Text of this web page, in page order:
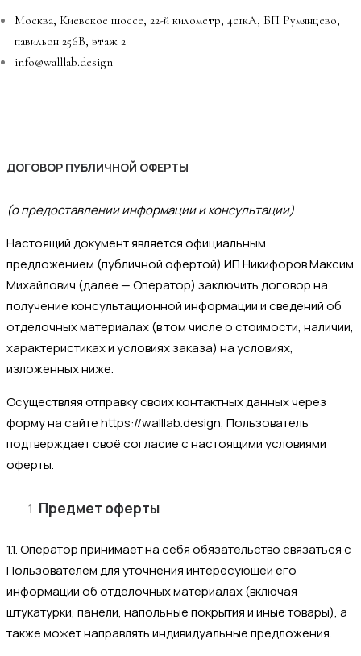
Москва, Киевское шоссе, 22-й километр, 4с1кА, БП Румянцево,
павильон 256В, этаж 2
info@walllab.design
ДОГОВОР ПУБЛИЧНОЙ ОФЕРТЫ
(о предоставлении информации и консультации)
Настоящий документ является официальным
предложением (публичной офертой) ИП Никифоров Максим
Михайлович (далее — Оператор) заключить договор на
получение консультационной информации и сведений об
отделочных материалах (в том числе о стоимости, наличии,
характеристиках и условиях заказа) на условиях,
изложенных ниже.
Осуществляя отправку своих контактных данных через
форму на сайте https://walllab.design, Пользователь
подтверждает своё согласие с настоящими условиями
оферты.
Предмет оферты
1.1. Оператор принимает на себя обязательство связаться с
Пользователем для уточнения интересующей его
информации об отделочных материалах (включая
штукатурки, панели, напольные покрытия и иные товары), а
также может направлять индивидуальные предложения.